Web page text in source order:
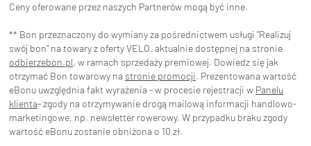
Ceny oferowane przez naszych Partnerów mogą być inne.
** Bon przeznaczony do wymiany za pośrednictwem usługi "Realizuj
swój bon" na towary z oferty VELO, aktualnie dostępnej na stronie
odbierzebon.pl, w ramach sprzedaży premiowej. Dowiedz się jak
otrzymać Bon towarowy na stronie promocji. Prezentowana wartość
eBonu uwzględnia fakt wyrażenia - w procesie rejestracji w Panelu
klienta- zgody na otrzymywanie drogą mailową informacji handlowo-
marketingowe, np. newsletter rowerowy. W przypadku braku zgody
wartość eBonu zostanie obniżona o 10 zł.